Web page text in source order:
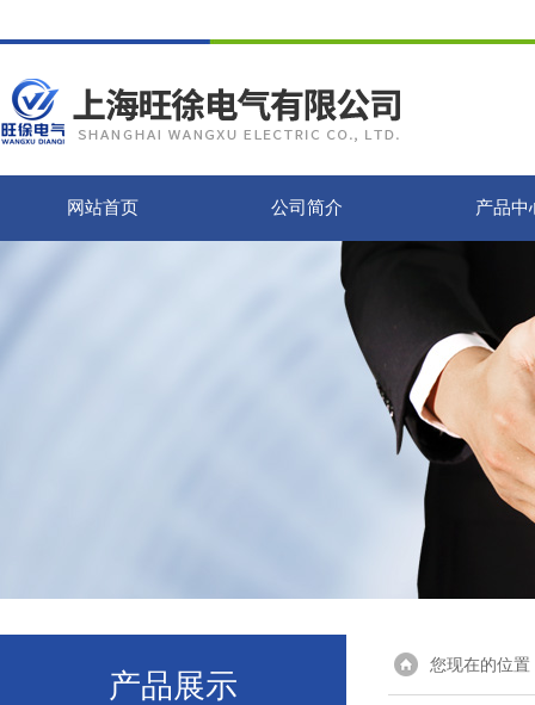
网站首页 公司简介 产品中
产品展示
您现在的位置